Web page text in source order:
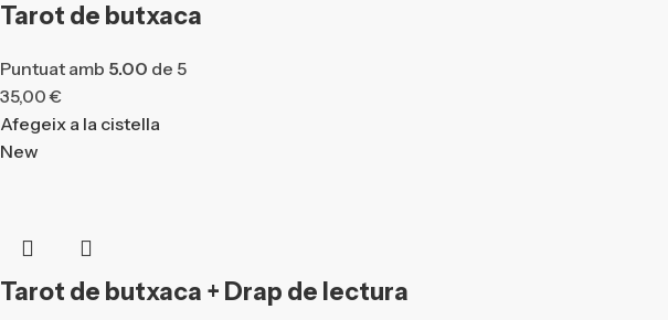
Tarot de butxaca
Puntuat amb 5.00 de 5
35,00€
Afegeix a la cistella
New
Tarot de butxaca + Drap de lectura